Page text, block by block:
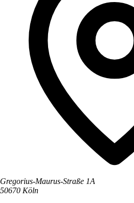
Gregorius-Maurus-Straße 1A
50670 Köln